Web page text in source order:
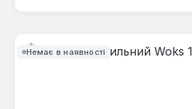
Немає в наявності